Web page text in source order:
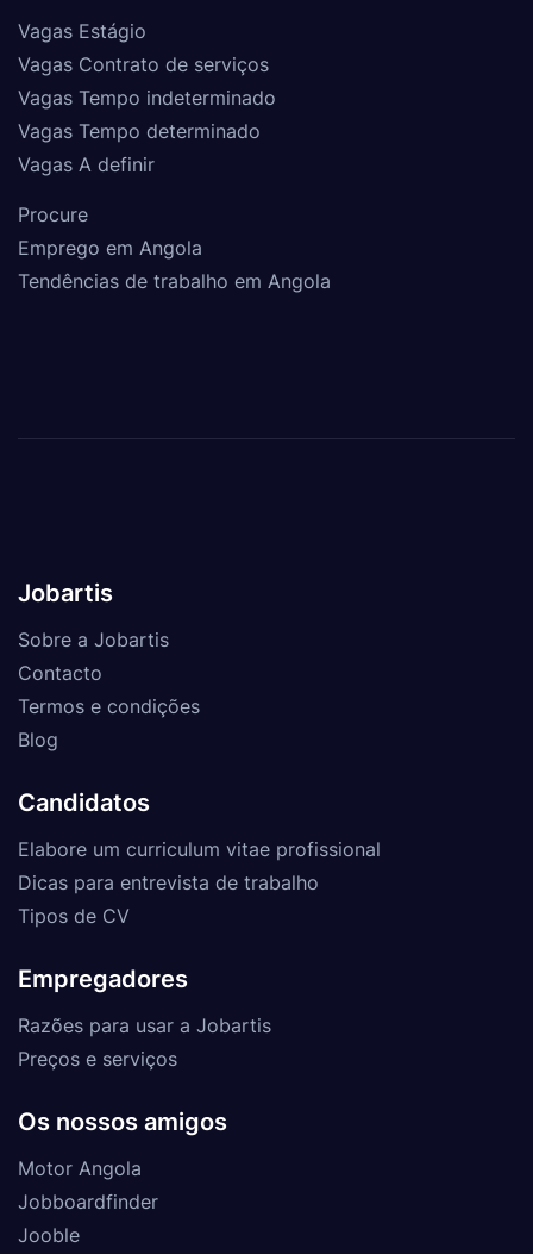
Vagas Estágio
Vagas Contrato de serviços
Vagas Tempo indeterminado
Vagas Tempo determinado
Vagas A definir
Procure
Emprego em Angola
Tendências de trabalho em Angola
Jobartis
Sobre a Jobartis
Contacto
Termos e condições
Blog
Candidatos
Elabore um curriculum vitae profissional
Dicas para entrevista de trabalho
Tipos de CV
Empregadores
Razões para usar a Jobartis
Preços e serviços
Os nossos amigos
Motor Angola
Jobboardfinder
Jooble